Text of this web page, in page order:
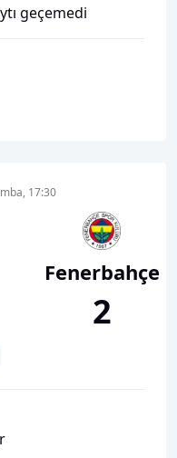
geçemedi
17:30
Fenerbahçe
2